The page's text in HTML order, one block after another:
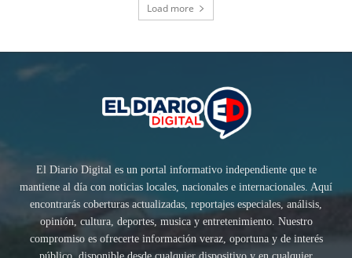
Load more
El Diario Digital es un portal informativo independiente que te
mantiene al día con noticias locales, nacionales e internacionales. Aquí
encontrarás coberturas actualizadas, reportajes especiales, análisis,
opinión, cultura, deportes, musica y entretenimiento. Nuestro
compromiso es ofrecerte información veraz, oportuna y de interés